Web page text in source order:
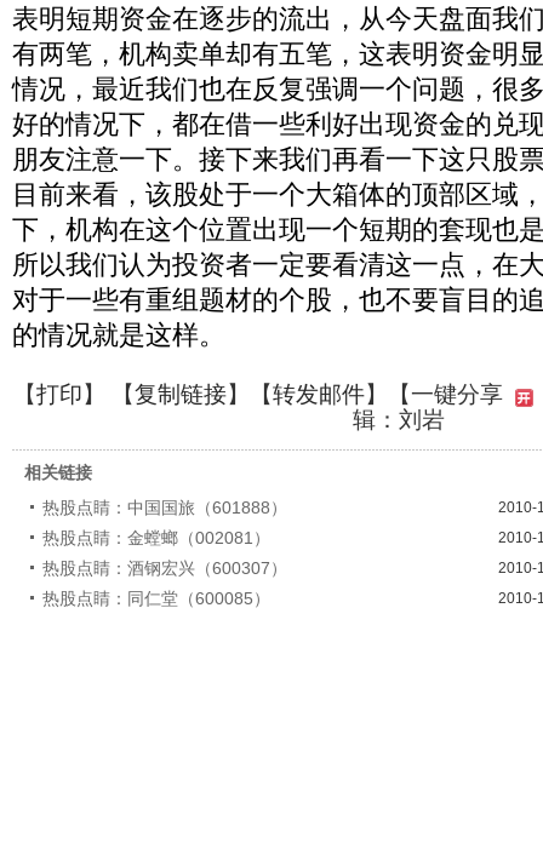
表明短期资金在逐步的流出，从今天盘面我
有两笔，机构卖单却有五笔，这表明资金明
情况，最近我们也在反复强调一个问题，很
好的情况下，都在借一些利好出现资金的兑
朋友注意一下。接下来我们再看一下这只股
目前来看，该股处于一个大箱体的顶部区域
下，机构在这个位置出现一个短期的套现也
所以我们认为投资者一定要看清这一点，在
对于一些有重组题材的个股，也不要盲目的
的情况就是这样。
【打印】 【复制链接】【转发邮件】
【一键分享
辑：刘岩
相关链接
热股点睛：中国国旅（601888）
2010-
热股点睛：金螳螂（002081） 2010-
热股点睛：酒钢宏兴（600307） 2010-
热股点睛：同仁堂（600085） 2010-